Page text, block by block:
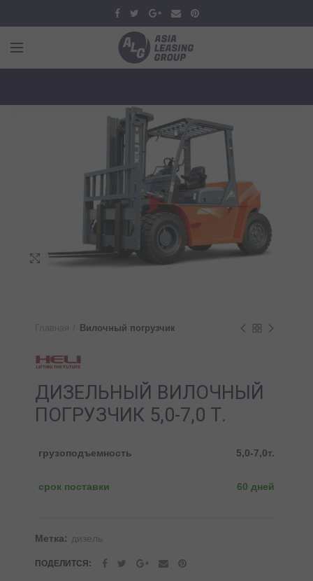
Увеличить
Вилочный погрузчик
ДИЗЕЛЬНЫЙ ВИЛОЧНЫЙ
ПОГРУЗЧИК 5,0-7,0 Т.
грузоподъемность 5,0-7,0т.
срок поставки 60 дней
Метка: дизель
ПОДЕЛИТСЯ